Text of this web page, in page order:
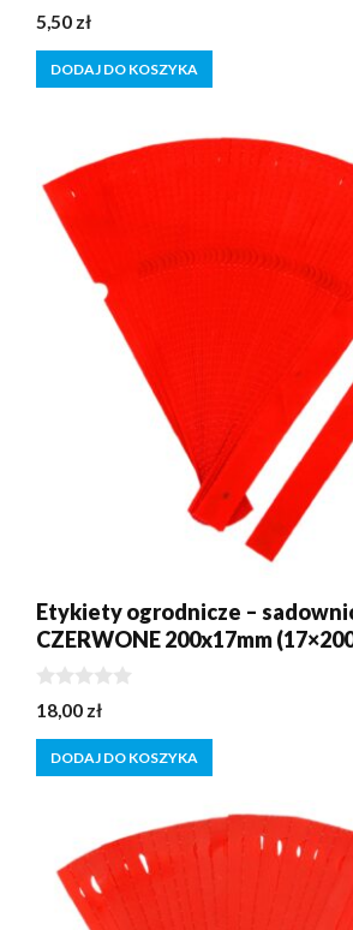
0
z
5
5,50 zł
DODAJ DO KOSZYKA
Etykiety ogrodnicze –
CZERWONE 200x17mm
0
z
5
18,00 zł
DODAJ DO KOSZYKA